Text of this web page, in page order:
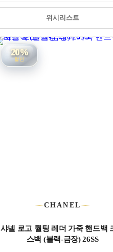
위시리스트
20%
할인
CHANEL
샤넬 로고 퀄팅 레더 가죽 핸드백
스백 (블랙-금장) 26SS